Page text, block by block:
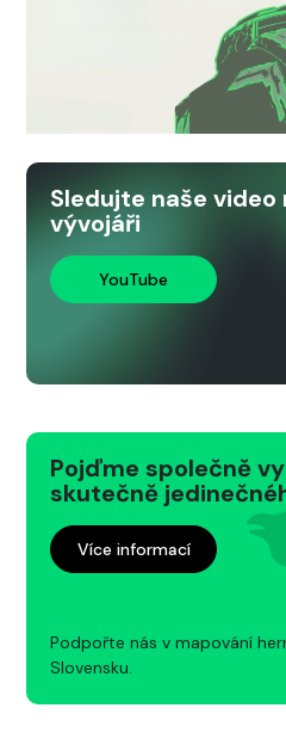
Sledujte naše video
vývojáři
YouTube
Pojďme společně
skutečně
Více informací
Podpořte nás v mapování
Slovensku.